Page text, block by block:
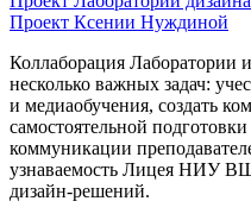
Проект Ксении Нуждиной
Коллаборация Лаборатории
несколько важных задач:
и медиаобучения, создать
самостоятельной
коммуникации
узнаваемость Лицея НИУ
дизайн-решений.